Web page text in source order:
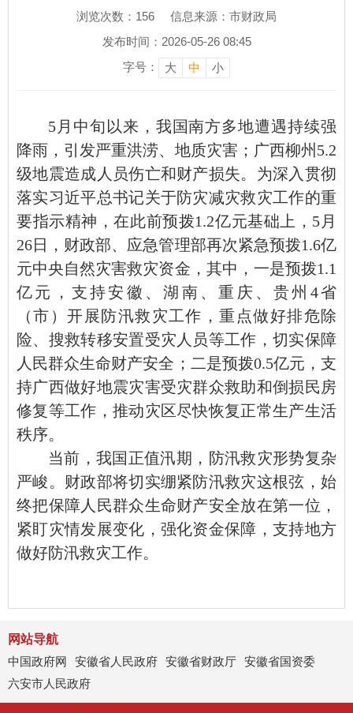
浏览次数： 156
信息来源：市财政局
发布时间：2026-05-26 08:45
字号：
大 中 小
5月中旬以来，我国南方多地遭遇持续强
降雨，引发严重洪涝、地质灾害；广西柳州5.2
级地震造成人员伤亡和财产损失。为深入贯彻
落实习近平总书记关于防灾减灾救灾工作的重
要指示精神，在此前预拨1.2亿元基础上，5月
26日，财政部、应急管理部再次紧急预拨1.6亿
元中央自然灾害救灾资金，其中，一是预拨1.1
亿元，支持安徽、湖南、重庆、贵州4省
（市）开展防汛救灾工作，重点做好排危除
险、搜救转移安置受灾人员等工作，切实保障
人民群众生命财产安全；二是预拨0.5亿元，支
持广西做好地震灾害受灾群众救助和倒损民房
修复等工作，推动灾区尽快恢复正常生产生活
秩序。
当前，我国正值汛期，防汛救灾形势复杂
严峻。财政部将切实绷紧防汛救灾这根弦，始
终把保障人民群众生命财产安全放在第一位，
紧盯灾情发展变化，强化资金保障，支持地方
做好防汛救灾工作。
网站导航
中国政府网
安徽省人民政府 安徽省财政厅 安徽省国资委
六安市人民政府